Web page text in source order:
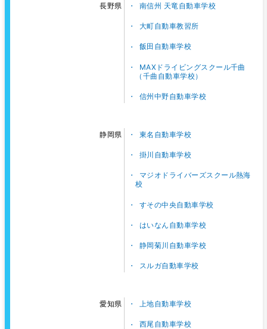
長野県 南信州 天竜自動車学校
大町自動車教習所
飯田自動車学校
MAXドライビングスクール千曲
（千曲自動車学校）
信州中野自動車学校
静岡県 東名自動車学校
掛川自動車学校
マジオドライバーズスクール熱海
校
すその中央自動車学校
はいなん自動車学校
静岡菊川自動車学校
スルガ自動車学校
愛知県 上地自動車学校
西尾自動車学校